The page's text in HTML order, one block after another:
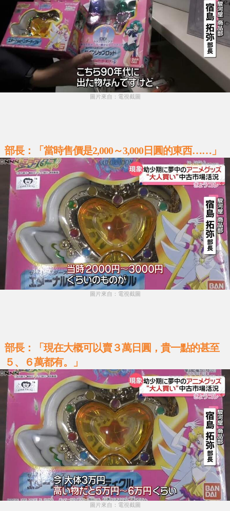
圖片來自：電視截圖
部長：「當時售價是2,000～3,000日圓的東西……」
圖片來自：電視截圖
部長：「現在大概可以賣３萬日圓，貴一點的甚至
５、６萬都有。」
圖片來自：電視截圖